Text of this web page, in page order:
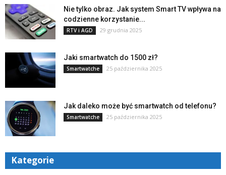
Nie tylko obraz. Jak system Smart TV wpływa na
codzienne korzystanie...
RTV i AGD 29 grudnia 2025
Jaki smartwatch do 1500 zł?
Smartwatche 25 października 2025
Jak daleko może być smartwatch od telefonu?
Smartwatche 25 października 2025
Kategorie